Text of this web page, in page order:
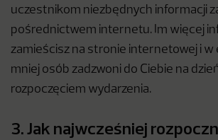
uczestnikom niezbędnych informacji
pośrednictwem internetu. Im więcej
zamieścisz na stronie internetowej i w
mniej osób zadzwoni do Ciebie na
rozpoczęciem wydarzenia.
3. Jak najwcześniej